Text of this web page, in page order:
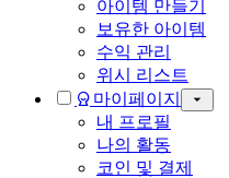
아이템 만들기
보유한 아이템
수익 관리
위시 리스트
마이페이지
내 프로필
나의 활동
코인 및 결제